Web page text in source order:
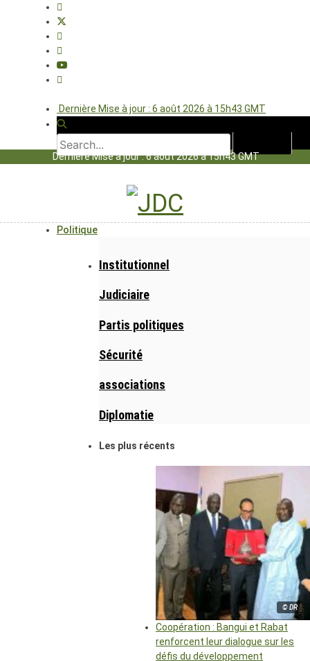
Dernière Mise à jour : 6 août 2026 à 15h43 GMT
Dernière Mise à jour : 6 août 2026 à 15h43 GMT
Politique
Institutionnel
Judiciaire
Partis politiques
Sécurité
associations
Diplomatie
Les plus récents
© DR
Coopération : Bangui et Rabat
renforcent leur dialogue sur les
défis du développement